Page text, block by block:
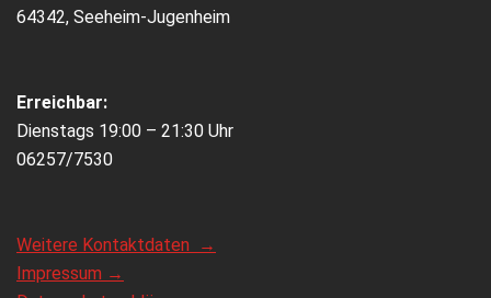
64342, Seeheim-Jugenheim
Erreichbar:
Dienstags 19:00 – 21:30 Uhr
06257/7530
Weitere Kontaktdaten →
Impressum →